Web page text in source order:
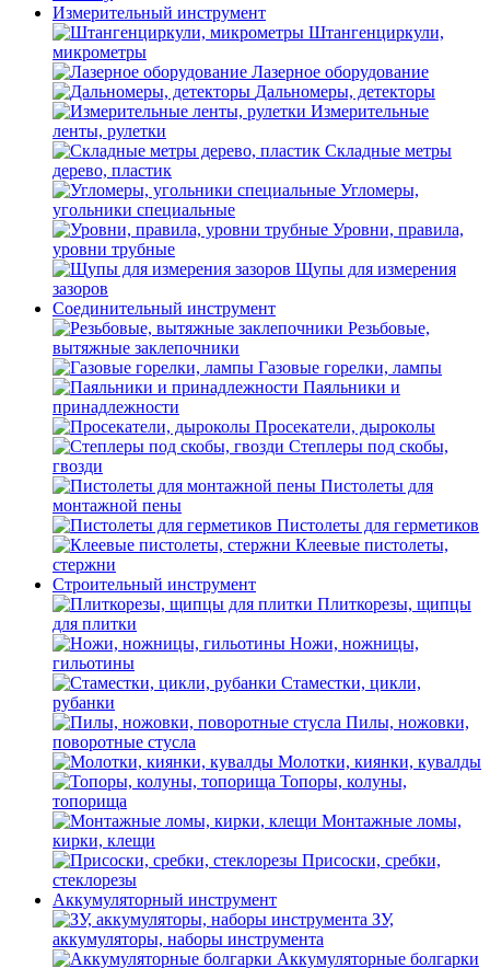
Измерительный инструмент
Штангенциркули,
микрометры
Лазерное оборудование
Дальномеры, детекторы
Измерительные
ленты, рулетки
Складные метры
дерево, пластик
Угломеры,
угольники специальные
Уровни, правила,
уровни трубные
Щупы для измерения
зазоров
Соединительный инструмент
Резьбовые,
вытяжные заклепочники
Газовые горелки, лампы
Паяльники и
принадлежности
Просекатели, дыроколы
Степлеры под скобы,
гвозди
Пистолеты для
монтажной пены
Пистолеты для герметиков
Клеевые пистолеты,
стержни
Строительный инструмент
Плиткорезы, щипцы
для плитки
Ножи, ножницы,
гильотины
Стаместки, цикли,
рубанки
Пилы, ножовки,
поворотные стусла
Молотки, киянки, кувалды
Топоры, колуны,
топорища
Монтажные ломы,
кирки, клещи
Присоски, сребки,
стеклорезы
Аккумуляторный инструмент
ЗУ,
аккумуляторы, наборы инструмента
Аккумуляторные болгарки